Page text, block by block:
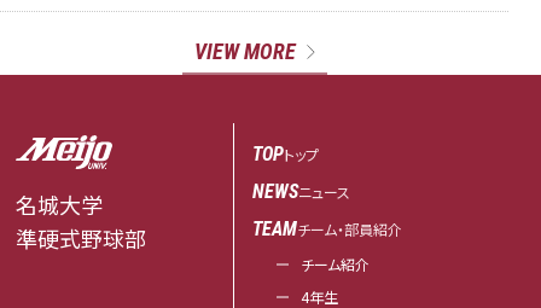
VIEW MORE
名城大学
準硬式野球部
TOPトップ
NEWSニュース
TEAMチーム・部員紹介
チーム紹介
4年生